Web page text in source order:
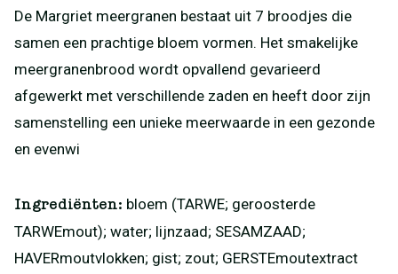
De Margriet meergranen bestaat uit 7 broodjes die
samen een prachtige bloem vormen. Het smakelijke
meergranenbrood wordt opvallend gevarieerd
afgewerkt met verschillende zaden en heeft door zijn
samenstelling een unieke meerwaarde in een gezonde
en evenwi
Ingrediënten: bloem (TARWE; geroosterde
TARWEmout); water; lijnzaad; SESAMZAAD;
HAVERmoutvlokken; gist; zout; GERSTEmoutextract